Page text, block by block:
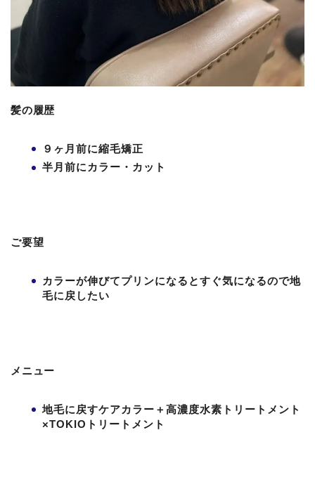
髪の履歴
９ヶ月前に縮毛矯正
半月前にカラー・カット
ご要望
カラーが伸びてプリンになるとすぐ気になるので地
毛に戻したい
メニュー
地毛に戻すケアカラー＋高濃度水素トリートメント
×TOKIOトリートメント